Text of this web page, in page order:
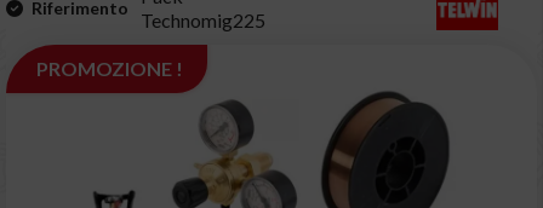
Riferimento
Technomig225
PROMOZIONE !